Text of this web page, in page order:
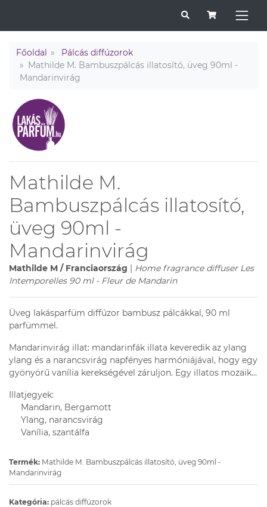
Főoldal
Pálcás diffúzorok
Mathilde M. Bambuszpálcás illatosító, üveg 90ml -
Mandarinvirág
Mathilde M.
Bambuszpálcás illatosító,
üveg 90ml -
Mandarinvirág
Mathilde M / Franciaország | Home fragrance diffuser Les
Intemporelles 90 ml - Fleur de Mandarin
Üveg lakásparfüm diffúzor bambusz pálcákkal, 90 ml
parfümmel.
Mandarinvirág illat: mandarinfák illata keveredik az ylang
ylang és a narancsvirág napfényes harmóniájával, hogy egy
gyönyörű vanília kerekségével záruljon. Egy illatos mozaik…
Illatjegyek:
Mandarin, Bergamott
Ylang, narancsvirág
Vanília, szantálfa
Termék: Mathilde M. Bambuszpálcás illatosító, üveg 90ml -
Mandarinvirág
Kategória: pálcás diffúzorok